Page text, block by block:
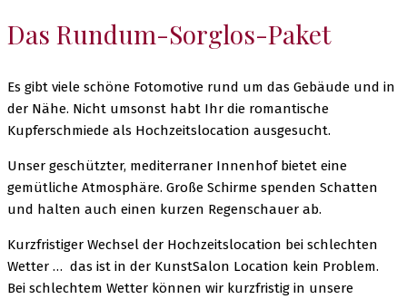
Das Rundum-Sorglos-Paket
Es gibt viele schöne Fotomotive rund um das Gebäude und in
der Nähe. Nicht umsonst habt Ihr die romantische
Kupferschmiede als Hochzeitslocation ausgesucht.
Unser geschützter, mediterraner Innenhof bietet eine
gemütliche Atmosphäre. Große Schirme spenden Schatten
und halten auch einen kurzen Regenschauer ab.
Kurzfristiger Wechsel der Hochzeitslocation bei schlechten
Wetter … das ist in der KunstSalon Location kein Problem.
Bei schlechtem Wetter können wir kurzfristig in unsere